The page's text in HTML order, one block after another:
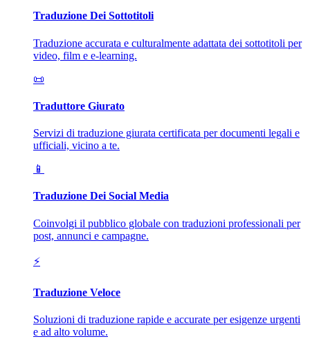
Traduzione Dei Sottotitoli
Traduzione accurata e culturalmente adattata dei sottotitoli per
video, film e e-learning.
📜
Traduttore Giurato
Servizi di traduzione giurata certificata per documenti legali e
ufficiali, vicino a te.
📱
Traduzione Dei Social Media
Coinvolgi il pubblico globale con traduzioni professionali per
post, annunci e campagne.
⚡
Traduzione Veloce
Soluzioni di traduzione rapide e accurate per esigenze urgenti
e ad alto volume.